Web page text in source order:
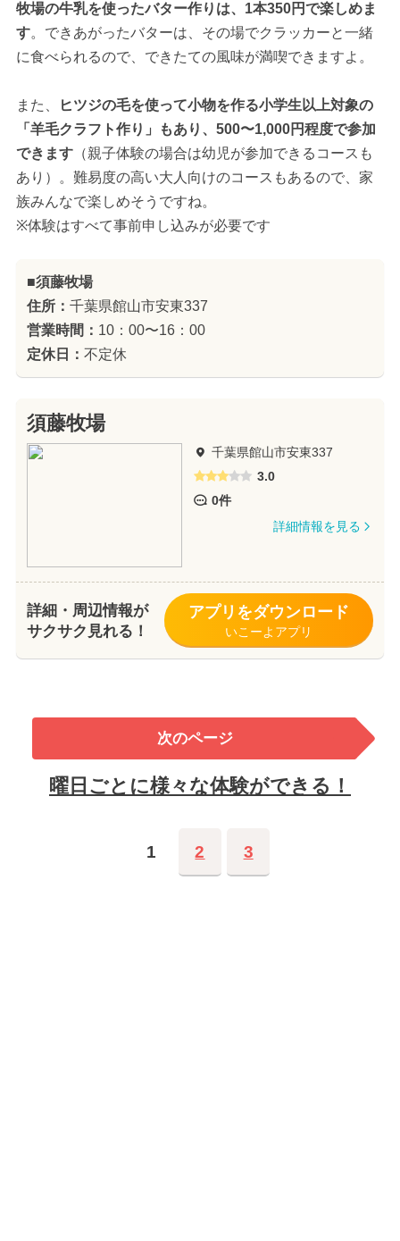
牧場の牛乳を使ったバター作りは、1本350円で楽しめま
す。できあがったバターは、その場でクラッカーと一緒
に食べられるので、できたての風味が満喫できますよ。
また、
ヒツジの毛を使って小物を作る小学生以上対象の
「羊毛クラフト作り」もあり、500〜1,000円程度で参加
できます（親子体験の場合は幼児が参加できるコースも
あり）。難易度の高い大人向けのコースもあるので、家
族みんなで楽しめそうですね。
※体験はすべて事前申し込みが必要です
■須藤牧場
住所： 千葉県館山市安東337
営業時間： 10：00〜16：00
定休日： 不定休
須藤牧場
千葉県館山市安東337
3.0
0件
詳細情報を見る
詳細・周辺情報が
サクサク見れる！
アプリをダウンロード
いこーよアプリ
次のページ
曜日ごとに様々な体験ができる！
1 2 3